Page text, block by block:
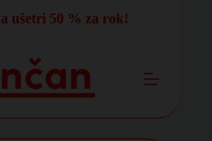
ušetri 50 % za rok!